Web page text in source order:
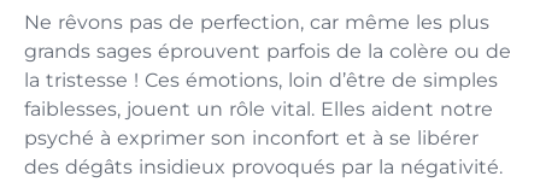
Ne rêvons pas de perfection, car même les plus
grands sages éprouvent parfois de la colère ou de
la tristesse ! Ces émotions, loin d’être de simples
faiblesses, jouent un rôle vital. Elles aident notre
psyché à exprimer son inconfort et à se libérer
des dégâts insidieux provoqués par la négativité.